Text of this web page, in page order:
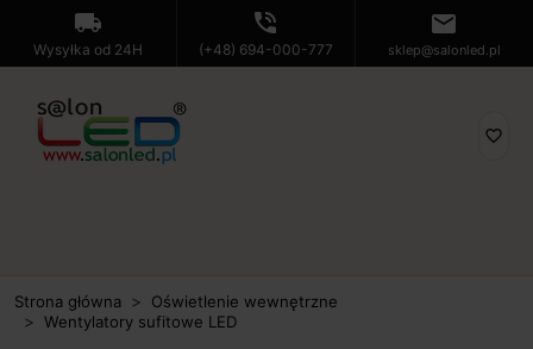
local_shipping
Wysyłka od 24H
phone_in_talk
(+48) 694-000-777
mail
sklep@salonled.pl
favorite_border
Strona główna
Oświetlenie wewnętrzne
Wentylatory sufitowe LED